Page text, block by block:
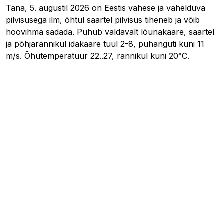
Täna, 5. augustil 2026 on Eestis vähese ja vahelduva
pilvisusega ilm, õhtul saartel pilvisus tiheneb ja võib
hoovihma sadada. Puhub valdavalt lõunakaare, saartel
ja põhjarannikul idakaare tuul 2-8, puhanguti kuni 11
m/s. Õhutemperatuur 22..27, rannikul kuni 20°C.